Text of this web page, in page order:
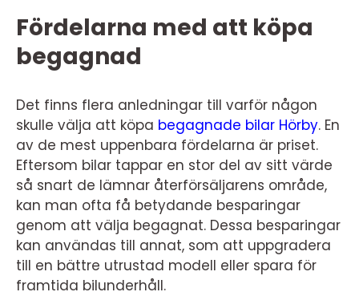
Fördelarna med att köpa
begagnad
Det finns flera anledningar till varför någon
skulle välja att köpa begagnade bilar Hörby. En
av de mest uppenbara fördelarna är priset.
Eftersom bilar tappar en stor del av sitt värde
så snart de lämnar återförsäljarens område,
kan man ofta få betydande besparingar
genom att välja begagnat. Dessa besparingar
kan användas till annat, som att uppgradera
till en bättre utrustad modell eller spara för
framtida bilunderhåll.